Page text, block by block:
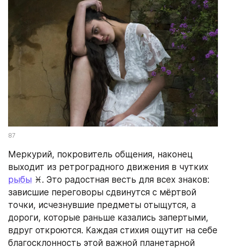
87
Меркурий, покровитель общения, наконец
рыбы ♓. Это радостная весть для всех знаков:
зависшие переговоры сдвинутся с мёртвой
точки, исчезнувшие предметы отыщутся, а
дороги, которые раньше казались запертыми,
вдруг откроются. Каждая стихия ощутит на себе
благосклонность этой важной планетарной